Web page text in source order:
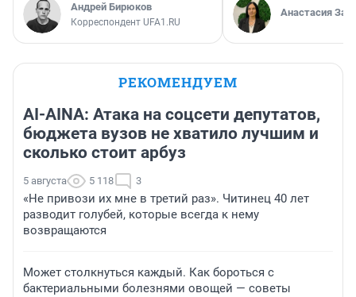
Андрей Бирюков
Корреспондент UFA1.RU
Анастасия
РЕКОМЕНДУЕМ
AI-AINA: Атака на соцсети депутатов,
бюджета вузов не хватило лучшим и
сколько стоит арбуз
5 августа 5 118 3
«Не привози их мне в третий раз». Читинец 40 лет
разводит голубей, которые всегда к нему
возвращаются
Может столкнуться каждый. Как бороться с
бактериальными болезнями овощей — советы